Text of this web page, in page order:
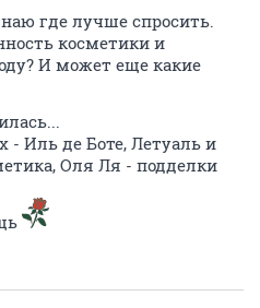
где лучше спросить.
косметики и
И может еще какие
- Иль де Боте, Летуаль и
Оля Ля - подделки